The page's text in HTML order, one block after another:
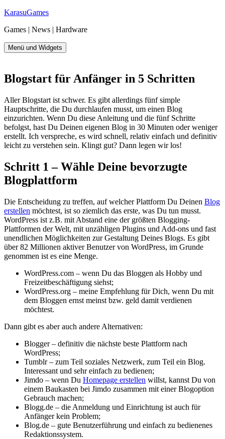
Zum
springen
KarasuGames
Games | News | Hardware
Menü und Widgets
Blogstart für Anfänger in 5 Schritten
Aller Blogstart ist schwer. Es gibt allerdings fünf simple
Hauptschritte, die Du durchlaufen musst, um einen Blog
einzurichten. Wenn Du diese Anleitung und die fünf Schritte
befolgst, hast Du Deinen eigenen Blog in 30 Minuten oder weniger
erstellt. Ich verspreche, es wird schnell, relativ einfach und definitiv
leicht zu verstehen sein. Klingt gut? Dann legen wir los!
Schritt 1 – Wähle Deine bevorzugte
Blogplattform
Die Entscheidung zu treffen, auf welcher Plattform Du Deinen Blog
erstellen möchtest, ist so ziemlich das erste, was Du tun musst.
WordPress ist z.B. mit Abstand eine der größten Blogging-
Plattformen der Welt, mit unzähligen Plugins und Add-ons und fast
unendlichen Möglichkeiten zur Gestaltung Deines Blogs. Es gibt
über 82 Millionen aktiver Benutzer von WordPress, im Grunde
genommen ist es eine Menge.
WordPress.com – wenn Du das Bloggen als Hobby und
Freizeitbeschäftigung siehst;
WordPress.org – meine Empfehlung für Dich, wenn Du mit
dem Bloggen ernst meinst bzw. geld damit verdienen
möchtest.
Dann gibt es aber auch andere Alternativen:
Blogger – definitiv die nächste beste Plattform nach
WordPress;
Tumblr – zum Teil soziales Netzwerk, zum Teil ein Blog.
Interessant und sehr einfach zu bedienen;
Jimdo – wenn Du Homepage erstellen willst, kannst Du von
einem Baukasten bei Jimdo zusammen mit einer Blogoption
Gebrauch machen;
Blogg.de – die Anmeldung und Einrichtung ist auch für
Anfänger kein Problem;
Blog.de – gute Benutzerführung und einfach zu bedienenes
Redaktionssystem.